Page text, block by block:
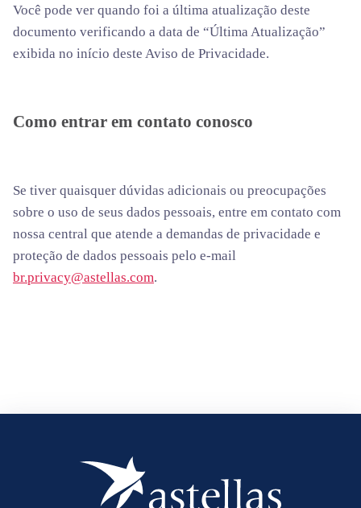
Você pode ver quando foi a última atualização deste
documento verificando a data de “Última Atualização”
exibida no início deste Aviso de Privacidade.
Como entrar em contato conosco
Se tiver quaisquer dúvidas adicionais ou preocupações
sobre o uso de seus dados pessoais, entre em contato com
nossa central que atende a demandas de privacidade e
proteção de dados pessoais pelo e-mail
br.privacy@astellas.com.